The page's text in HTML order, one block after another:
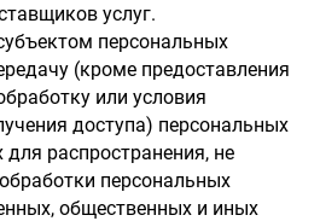
услуг.
персональных
(кроме предоставления
или условия
доступа) персональных
распространения, не
персональных
общественных и иных